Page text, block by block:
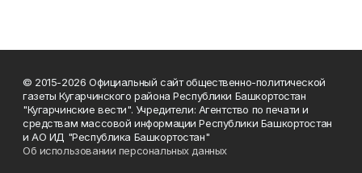
© 2015-2026 Официальный сайт общественно-политической
газеты Кугарчинского района Республики Башкортостан
"Кугарчинские вести". Учредители: Агентство по печати и
средствам массовой информации Республики Башкортостан
и АО ИД "Республика Башкортостан"
Об использовании персональных данных